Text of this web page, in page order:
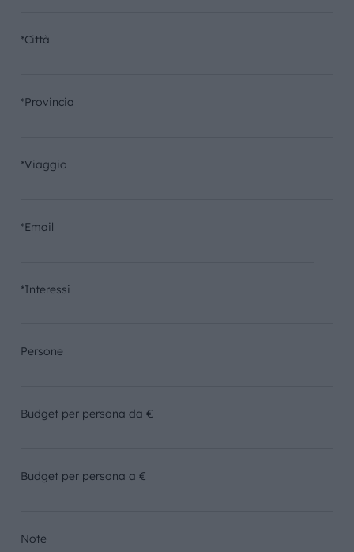
*Città
*Provincia
*Viaggio
*Email
*Interessi
Persone
Budget per persona da €
Budget per persona a €
Note